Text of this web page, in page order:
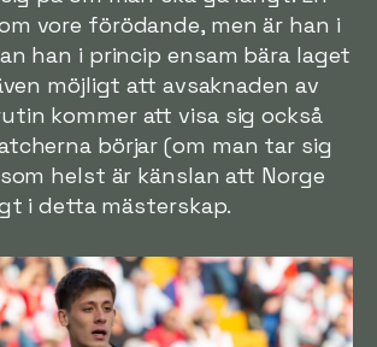
vore förödande, men är han i
han i princip ensam bära laget
möjligt att avsaknaden av
kommer att visa sig också
börjar (om man tar sig
helst är känslan att Norge
i detta mästerskap.